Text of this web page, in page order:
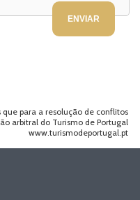
para a resolução de conflitos
arbitral do Turismo de Portugal
www.turismodeportugal.pt